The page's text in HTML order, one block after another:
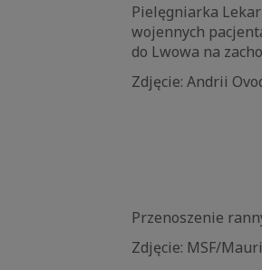
Pielęgniarka
wojennych
do Lwowa na
Zdjęcie: Andrii
Przenoszenie
Zdjęcie: MSF/